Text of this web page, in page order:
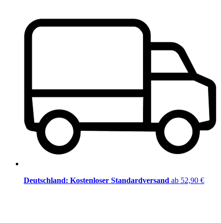
Deutschland: Kostenloser Standardversand ab 52,90 €